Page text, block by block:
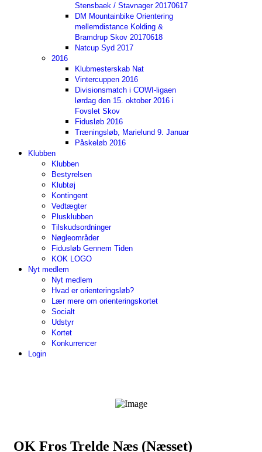
Stensbaek / Stavnager 20170617
DM Mountainbike Orientering
mellemdistance Kolding &
Bramdrup Skov 20170618
Natcup Syd 2017
2016
Klubmesterskab Nat
Vintercuppen 2016
Divisionsmatch i COWI-ligaen
lørdag den 15. oktober 2016 i
Fovslet Skov
Fidusløb 2016
Træningsløb, Marielund 9. Januar
Påskeløb 2016
Klubben
Klubben
Bestyrelsen
Klubtøj
Kontingent
Vedtægter
Plusklubben
Tilskudsordninger
Nøgleområder
Fidusløb Gennem Tiden
KOK LOGO
Nyt medlem
Nyt medlem
Hvad er orienteringsløb?
Lær mere om orienteringskortet
Socialt
Udstyr
Kortet
Konkurrencer
Login
OK Fros Trelde Næs (Næsset)